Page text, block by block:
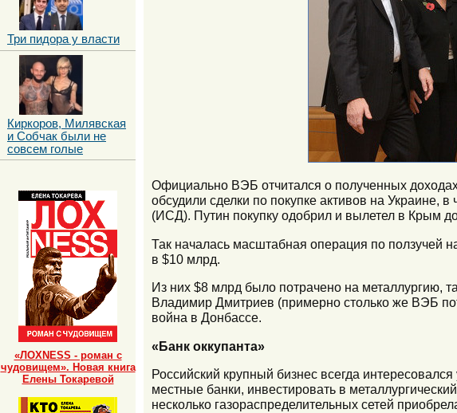
Официально ВЭБ отчитался о полученных
обсудили сделки по покупке активов на Украине,
(ИСД). Путин покупку одобрил и вылетел в Крым
Так началась масштабная операция по ползучей
в $10 млрд.
Из них $8 млрд было потрачено на металлургию,
Владимир Дмитриев (примерно столько же ВЭБ
война в Донбассе.
«Банк оккупанта»
Российский крупный бизнес всегда
местные банки, инвестировать в
несколько газораспределительных сетей
Три пидора у власти
Киркоров, Милявская
и Собчак были не
совсем голые
«ЛОХNESS - роман с
чудовищем». Новая книга
Елены Токаревой